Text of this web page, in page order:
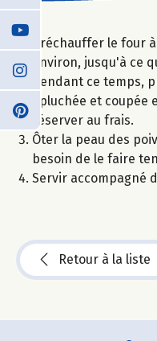
Préchauffer le four
environ, jusqu'à ce
Pendant ce temps,
épluchée et
réserver au frais.
Ôter la peau des
besoin de le faire
Servir accompagné
Retour à la liste